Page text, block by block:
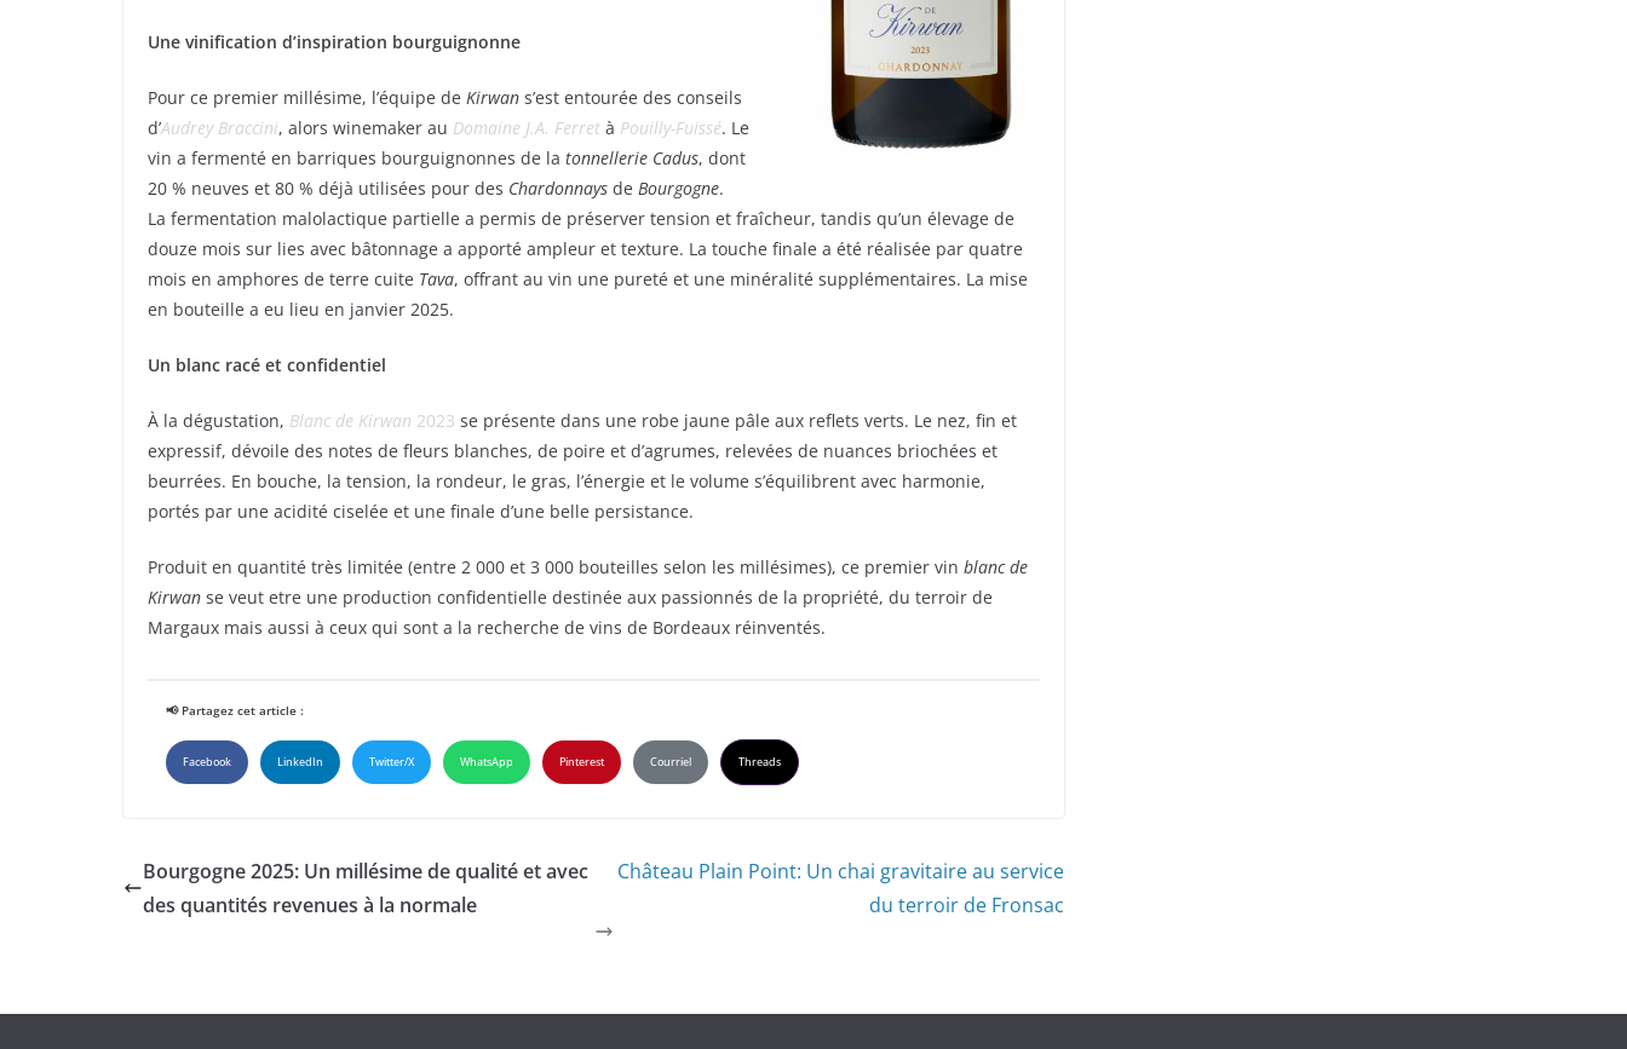
Une vinification d’inspiration bourguignonne
Pour ce premier millésime, l’équipe de Kirwan s’est entourée des conseils
d’Audrey Braccini, alors winemaker au Domaine J.A. Ferret à Pouilly-Fuissé. Le
vin a fermenté en barriques bourguignonnes de la tonnellerie Cadus, dont
20 % neuves et 80 % déjà utilisées pour des Chardonnays de Bourgogne.
La fermentation malolactique partielle a permis de préserver tension et fraîcheur, tandis qu’un élevage de
douze mois sur lies avec bâtonnage a apporté ampleur et texture. La touche finale a été réalisée par quatre
mois en amphores de terre cuite Tava, offrant au vin une pureté et une minéralité supplémentaires. La mise
en bouteille a eu lieu en janvier 2025.
Un blanc racé et confidentiel
À la dégustation, Blanc de Kirwan 2023 se présente dans une robe jaune pâle aux reflets verts. Le nez, fin et
expressif, dévoile des notes de fleurs blanches, de poire et d’agrumes, relevées de nuances briochées et
beurrées. En bouche, la tension, la rondeur, le gras, l’énergie et le volume s’équilibrent avec harmonie,
portés par une acidité ciselée et une finale d’une belle persistance.
Produit en quantité très limitée (entre 2 000 et 3 000 bouteilles selon les millésimes), ce premier vin blanc de
Kirwan se veut etre une production confidentielle destinée aux passionnés de la propriété, du terroir de
Margaux mais aussi à ceux qui sont a la recherche de vins de Bordeaux réinventés.
📢 Partagez cet article :
Facebook LinkedIn Twitter/X WhatsApp Pinterest Courriel Threads
Bourgogne 2025: Un millésime de qualité et avec
des quantités revenues à la normale
Château Plain Point: Un chai gravitaire au service
du terroir de Fronsac